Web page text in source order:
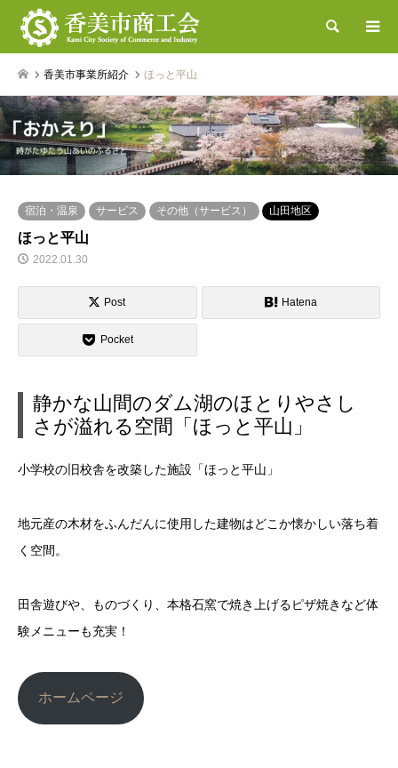
検索
香美市事業所紹介 ほっと平山
宿泊・温泉 サービス その他（サービス） 山田地区
ほっと平山
2022.01.30
Post Hatena
Pocket
静かな山間のダム湖のほとりやさし
さが溢れる空間「ほっと平山」
小学校の旧校舎を改築した施設「ほっと平山」
地元産の木材をふんだんに使用した建物はどこか懐かしい落ち着
く空間。
田舎遊びや、ものづくり、本格石窯で焼き上げるピザ焼きなど体
験メニューも充実！
ホームページ